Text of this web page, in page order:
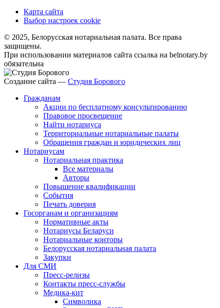
Карта сайта
Выбор настроек cookie
© 2025, Белорусская нотариальная палата. Все права
защищены.
При использовании материалов сайта ссылка на belnotary.by
обязательна
Создание сайта — Студия Борового
Гражданам
Акции по бесплатному консультированию
Правовое просвещение
Найти нотариуса
Территориальные нотариальные палаты
Обращения граждан и юридических лиц
Нотариусам
Нотариальная практика
Все материалы
Авторы
Повышение квалификации
События
Печать доверия
Госорганам и организациям
Нормативные акты
Нотариусы Беларуси
Нотариальные конторы
Белорусская нотариальная палата
Закупки
Для СМИ
Пресс-релизы
Контакты пресс-службы
Медика-кит
Символика